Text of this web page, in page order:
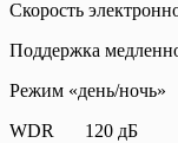
Скорость
Поддержка
Режим «день/ночь»
WDR
120 дБ